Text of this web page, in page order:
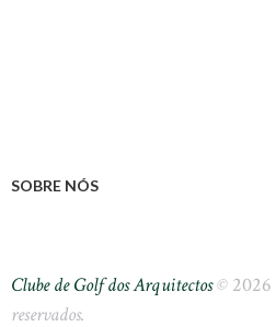
SOBRE NÓS
Clube de Golf dos Arquitectos© 2026
reservados.